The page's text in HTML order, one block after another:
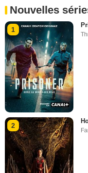
Nouvelles
1
2